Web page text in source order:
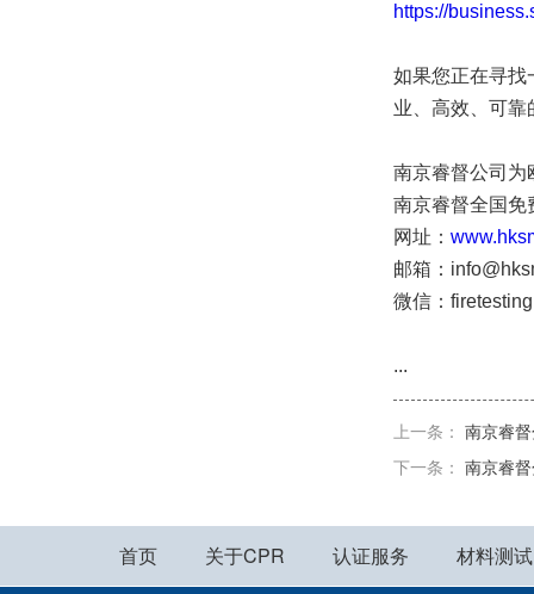
https://
如果您正在寻找
业、高效、可靠
南京睿督公司为
南京睿督全国
网址：
邮箱：
微信：
...
上一条： 南京睿
下一条： 南京睿
首页 关于CPR 认证服务 材料测试